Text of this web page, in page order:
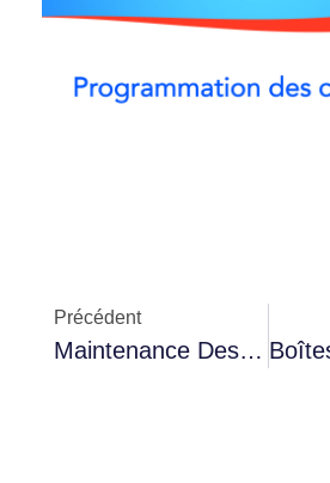
Précédent
Maintenance Des Systèmes De Détection De Piétons Et Cyclistes